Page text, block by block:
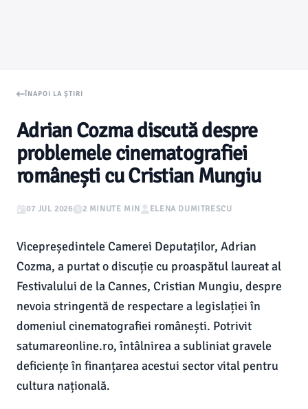
ÎNAPOI LA ȘTIRI
Adrian Cozma discută despre
problemele cinematografiei
românești cu Cristian Mungiu
07 JUL 2026 2 MINUTE MIN ELENA DUMITRESCU
Vicepreședintele Camerei Deputaților, Adrian
Cozma, a purtat o discuție cu proaspătul laureat al
Festivalului de la Cannes, Cristian Mungiu, despre
nevoia stringentă de respectare a legislației în
domeniul cinematografiei românești. Potrivit
satumareonline.ro, întâlnirea a subliniat gravele
deficiențe în finanțarea acestui sector vital pentru
cultura națională.